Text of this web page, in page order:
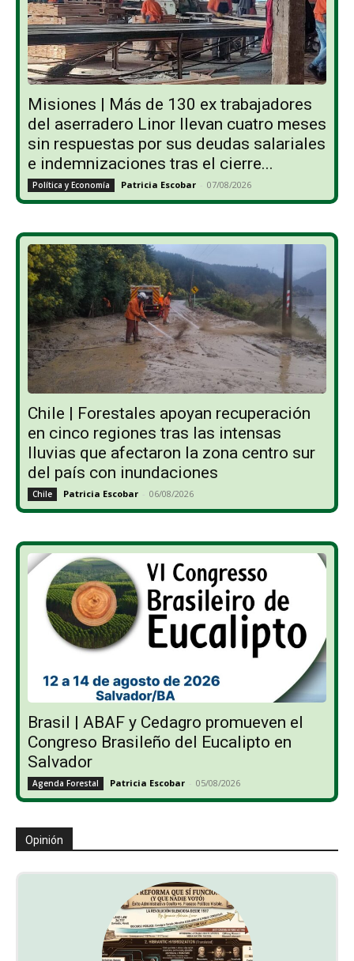
Misiones | Más de 130 ex trabajadores
del aserradero Linor llevan cuatro meses
sin respuestas por sus deudas salariales
e indemnizaciones tras el cierre...
Política y Economía Patricia Escobar - 07/08/2026
Chile | Forestales apoyan recuperación
en cinco regiones tras las intensas
lluvias que afectaron la zona centro sur
del país con inundaciones
Chile Patricia Escobar - 06/08/2026
Brasil | ABAF y Cedagro promueven el
Congreso Brasileño del Eucalipto en
Salvador
Agenda Forestal Patricia Escobar - 05/08/2026
Opinión